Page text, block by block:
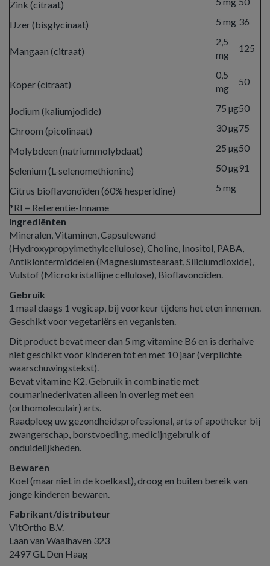
Zink (citraat)
IJzer (bisglycinaat)
5 mg 36
Mangaan (citraat)
2,5
mg
125
Koper (citraat)
0,5
mg
50
Jodium (kaliumjodide) 75 µg50
Chroom (picolinaat)
30 µg75
Molybdeen (natriummolybdaat)
25 µg50
Selenium (L-selenomethionine)
50 µg91
Citrus bioflavonoïden (60% hesperidine)
5 mg
*RI = Referentie-Inname
Ingrediënten
Mineralen, Vitaminen, Capsulewand
(Hydroxypropylmethylcellulose), Choline, Inositol, PABA,
Antiklontermiddelen (Magnesiumstearaat, Siliciumdioxide),
Vulstof (Microkristallijne cellulose), Bioflavonoïden.
Gebruik
1 maal daags 1 vegicap, bij voorkeur tijdens het eten innemen.
Geschikt voor vegetariërs en veganisten.
Dit product bevat meer dan 5 mg vitamine B6 en is derhalve
niet geschikt voor kinderen tot en met 10 jaar (verplichte
waarschuwingstekst).
Bevat vitamine K2. Gebruik in combinatie met
coumarinederivaten alleen in overleg met een
(orthomoleculair) arts.
Raadpleeg uw gezondheidsprofessional, arts of apotheker bij
zwangerschap, borstvoeding, medicijngebruik of
onduidelijkheden.
Bewaren
Koel (maar niet in de koelkast), droog en buiten bereik van
jonge kinderen bewaren.
Fabrikant/distributeur
VitOrtho B.V.
Laan van Waalhaven 323
2497 GL Den Haag